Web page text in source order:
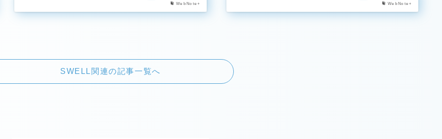
WebNote+ WebNote+
SWELL関連の記事一覧へ